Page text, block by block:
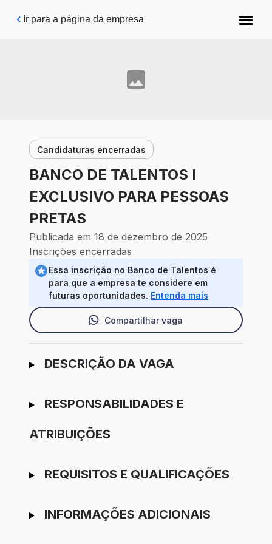
Pular para o conteúdo principal
Ir para a página da empresa
Candidaturas encerradas
BANCO DE TALENTOS I
EXCLUSIVO PARA PESSOAS
PRETAS
Publicada em 18 de dezembro de 2025
Inscrições encerradas
Essa inscrição no Banco de Talentos é
para que a empresa te considere em
futuras oportunidades. Entenda mais
Compartilhar vaga
Ir para candidatura
DESCRIÇÃO DA VAGA
RESPONSABILIDADES E
ATRIBUIÇÕES
REQUISITOS E QUALIFICAÇÕES
INFORMAÇÕES ADICIONAIS